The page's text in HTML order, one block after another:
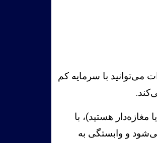
می‌توانید با سرمایه کم
مغازه‌دار هستید)، با
می‌شود و وابستگی به